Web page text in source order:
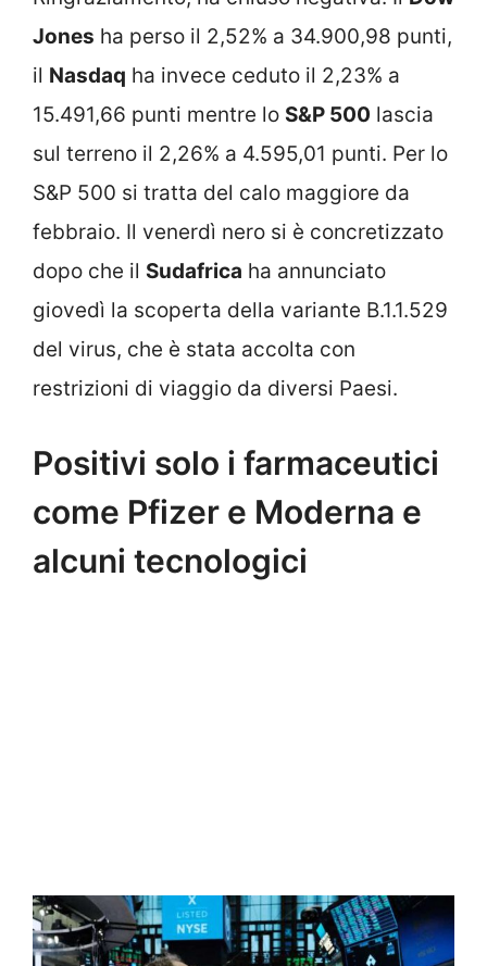
Jones ha perso il 2,52% a 34.900,98 punti,
il Nasdaq ha invece ceduto il 2,23% a
15.491,66 punti mentre lo S&P 500 lascia
sul terreno il 2,26% a 4.595,01 punti. Per lo
S&P 500 si tratta del calo maggiore da
febbraio. Il venerdì nero si è concretizzato
dopo che il Sudafrica ha annunciato
giovedì la scoperta della variante B.1.1.529
del virus, che è stata accolta con
restrizioni di viaggio da diversi Paesi.
Positivi solo i farmaceutici
come Pfizer e Moderna e
alcuni tecnologici